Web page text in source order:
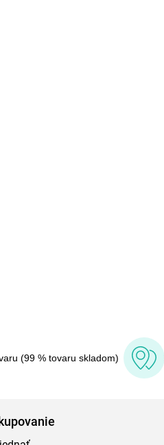
(99 % tovaru skladom)